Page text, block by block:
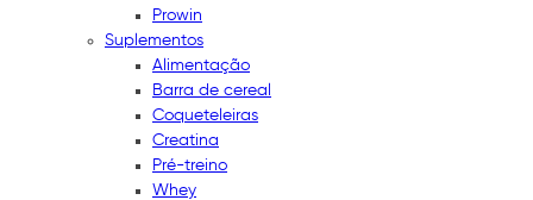
Prowin
Suplementos
Alimentação
Barra de cereal
Coqueteleiras
Creatina
Pré-treino
Whey